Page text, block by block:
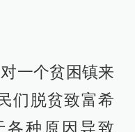
一个贫困镇来
们脱贫致富希
各种原因导致